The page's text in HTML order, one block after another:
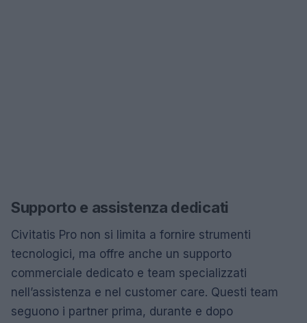
Supporto e assistenza dedicati
Civitatis Pro non si limita a fornire strumenti
tecnologici, ma offre anche un supporto
commerciale dedicato e team specializzati
nell’assistenza e nel customer care. Questi team
seguono i partner prima, durante e dopo